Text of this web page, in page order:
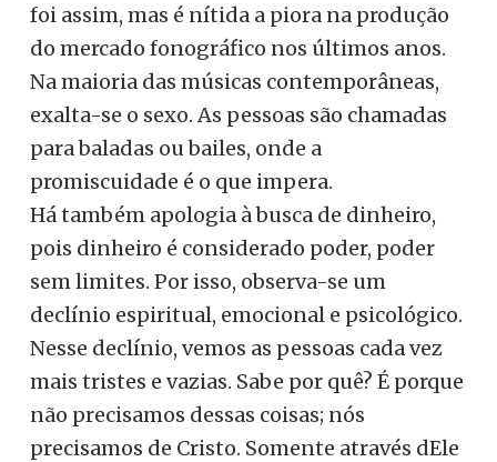
foi assim, mas é nítida a piora na produção
do mercado fonográfico nos últimos anos.
Na maioria das músicas contemporâneas,
exalta-se o sexo. As pessoas são chamadas
para baladas ou bailes, onde a
promiscuidade é o que impera.
Há também apologia à busca de dinheiro,
pois dinheiro é considerado poder, poder
sem limites. Por isso, observa-se um
declínio espiritual, emocional e psicológico.
Nesse declínio, vemos as pessoas cada vez
mais tristes e vazias. Sabe por quê? É porque
não precisamos dessas coisas; nós
precisamos de Cristo. Somente através dEle